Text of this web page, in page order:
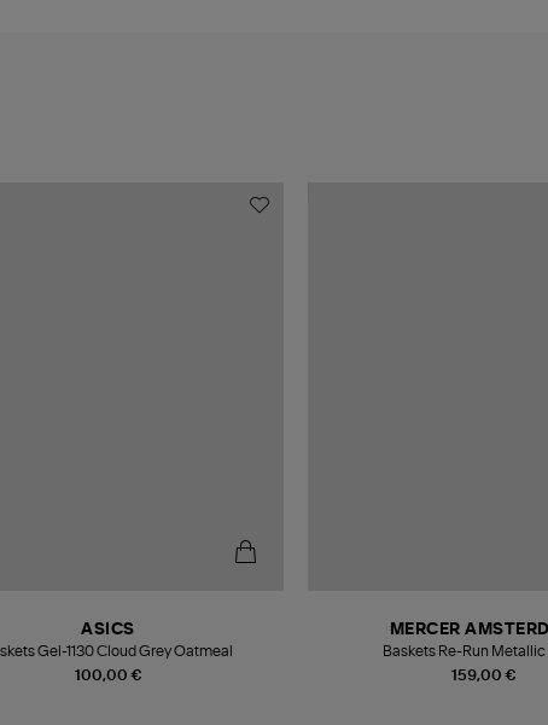
100,00 €
ASICS
Gel-1130 Cloud Grey Oatmeal
159,00 €
MERCER
Baskets Re-Run Metallic